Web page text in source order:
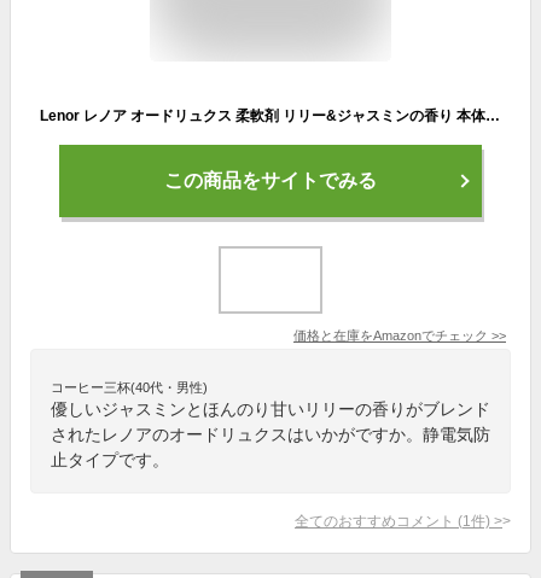
Lenor レノア オードリュクス 柔軟剤 リリー&ジャスミンの香り 本体 475mL
この商品をサイトでみる
価格と在庫をAmazonでチェック >>
コーヒー三杯(40代・男性)
優しいジャスミンとほんのり甘いリリーの香りがブレンド
されたレノアのオードリュクスはいかがですか。静電気防
止タイプです。
全てのおすすめコメント (1 件) >